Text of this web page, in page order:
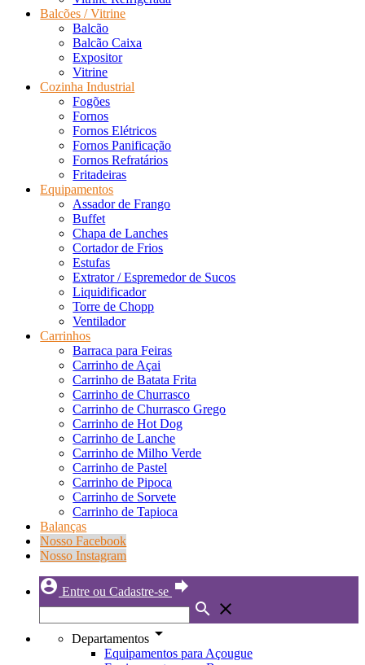
Balcões / Vitrine
Balcão
Balcão Caixa
Expositor
Vitrine
Cozinha Industrial
Fogões
Fornos
Fornos Elétricos
Fornos Panificação
Fornos Refratários
Fritadeiras
Equipamentos
Assador de Frango
Buffet
Chapa de Lanches
Cortador de Frios
Estufas
Extrator / Espremedor de Sucos
Liquidificador
Torre de Chopp
Ventilador
Carrinhos
Barraca para Feiras
Carrinho de Açai
Carrinho de Batata Frita
Carrinho de Churrasco
Carrinho de Churrasco Grego
Carrinho de Hot Dog
Carrinho de Lanche
Carrinho de Milho Verde
Carrinho de Pastel
Carrinho de Pipoca
Carrinho de Sorvete
Carrinho de Tapioca
Balanças
Nosso Facebook
Nosso Instagram
account_circle Entre ou Cadastre-se forward
search close
Departamentos arrow_drop_down
Equipamentos para Açougue